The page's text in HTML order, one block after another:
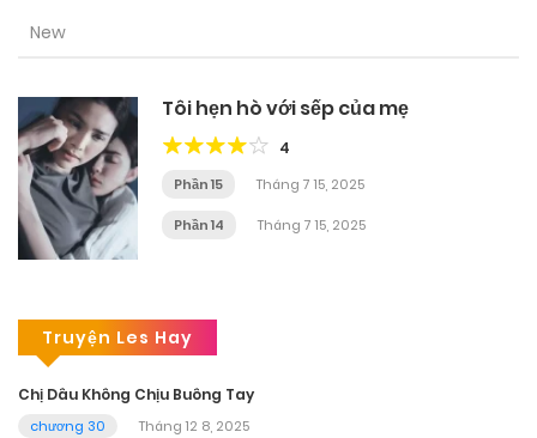
New
Tôi hẹn hò với sếp của mẹ
4
Phần 15 Tháng 7 15, 2025
Phần 14 Tháng 7 15, 2025
Truyện Les Hay
Chị Dâu Không Chịu Buông Tay
chương 30
Tháng 12 8, 2025